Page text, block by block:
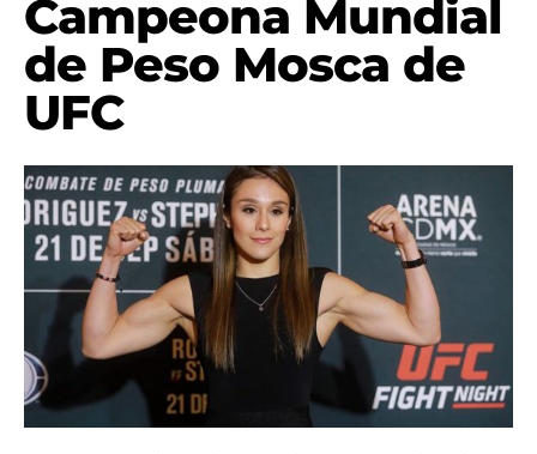
Campeona Mundial
de Peso Mosca de
UFC